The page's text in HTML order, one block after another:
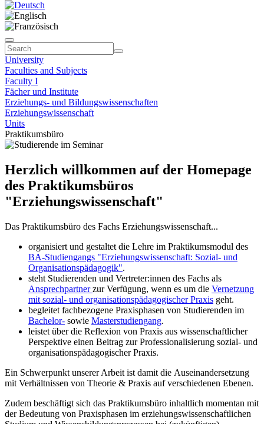
University
Faculties and Subjects
Faculty I
Fächer und Institute
Erziehungs- und Bildungswissenschaften
Erziehungswissenschaft
Units
Praktikumsbüro
Herzlich willkommen auf der Homepage
des Praktikumsbüros
"Erziehungswissenschaft"
Das Praktikumsbüro des Fachs Erziehungswissenschaft...
organisiert und gestaltet die Lehre im Praktikumsmodul des
BA-Studiengangs "Erziehungswissenschaft: Sozial- und
Organisationspädagogik".
steht Studierenden und Vertreter:innen des Fachs als
Ansprechpartnerzur Verfügung, wenn es um die Vernetzung
mit sozial- und organisationspädagogischer Praxis geht.
begleitet fachbezogene Praxisphasen von Studierenden im
Bachelor- sowie Masterstudiengang.
leistet über die Reflexion von Praxis aus wissenschaftlicher
Perspektive einen Beitrag zur Professionalisierung sozial- und
organisationspädagogischer Praxis.
Ein Schwerpunkt unserer Arbeit ist damit die Auseinandersetzung
mit Verhältnissen von Theorie & Praxis auf verschiedenen Ebenen.
Zudem beschäftigt sich das Praktikumsbüro inhaltlich momentan mit
der Bedeutung von Praxisphasen im erziehungswissenschaftlichen